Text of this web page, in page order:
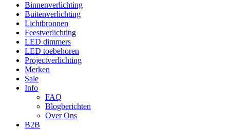
Binnenverlichting
Buitenverlichting
Lichtbronnen
Feestverlichting
LED dimmers
LED toebehoren
Projectverlichting
Merken
Sale
Info
FAQ
Blogberichten
Over Ons
B2B